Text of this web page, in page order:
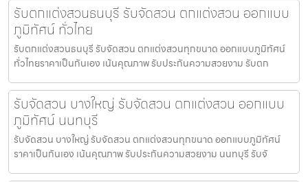
รับตกแต่งสวนธนบุรี รับจัดสวน ตกแต่งสวน ออกแบบ
ภูมิทัศน์ ทั่วไทย
รับตกแต่งสวนธนบุรี รับจัดสวน ตกแต่งสวนทุกขนาด ออกแบบภูมิทัศน์
ทั่วไทยราคาเป็นกันเอง เน้นคุณภาพ รับประกันความสวยงาม รับตก
รับจัดสวน บางใหญ่ รับจัดสวน ตกแต่งสวน ออกแบบ
ภูมิทัศน์ นนทบุรี
รับจัดสวน บางใหญ่ รับจัดสวน ตกแต่งสวนทุกขนาด ออกแบบภูมิทัศน์
ราคาเป็นกันเอง เน้นคุณภาพ รับประกันความสวยงาม นนทบุรี รับจั